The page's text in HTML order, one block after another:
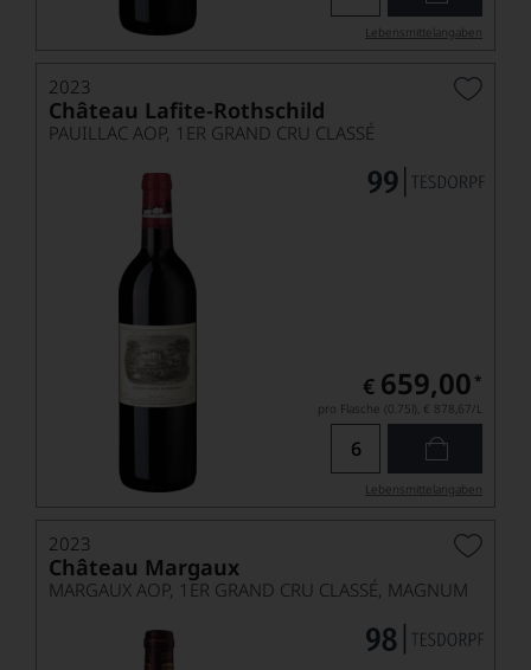
Lebensmittel­angaben
2023
Château Lafite-Rothschild
PAUILLAC AOP, 1ER GRAND CRU CLASSÉ
€ 659,00 *
pro Flasche (0.75l), € 878,67/L
Lebensmittel­angaben
2023
Château Margaux
MARGAUX AOP, 1ER GRAND CRU CLASSÉ, MAGNUM